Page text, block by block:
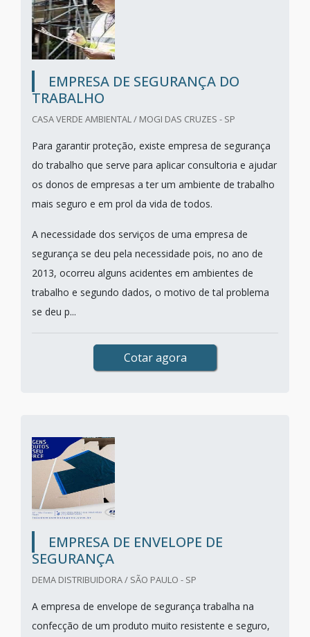
EMPRESA DE SEGURANÇA DO
TRABALHO
CASA VERDE AMBIENTAL / MOGI DAS CRUZES - SP
Para garantir proteção, existe empresa de segurança
do trabalho que serve para aplicar consultoria e ajudar
os donos de empresas a ter um ambiente de trabalho
mais seguro e em prol da vida de todos.
A necessidade dos serviços de uma empresa de
segurança se deu pela necessidade pois, no ano de
2013, ocorreu alguns acidentes em ambientes de
trabalho e segundo dados, o motivo de tal problema
se deu p...
Cotar agora
EMPRESA DE ENVELOPE DE
SEGURANÇA
DEMA DISTRIBUIDORA / SÃO PAULO - SP
A empresa de envelope de segurança trabalha na
confecção de um produto muito resistente e seguro,